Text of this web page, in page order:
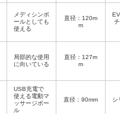
メディシンボ
ールとしても
使える
直径：120m
m
EVA樹脂、
チール、
局部的な使用
に向いている
直径：127m
m
USB充電で
使える電動マ
ッサージボー
ル
直径：90mm シリコン